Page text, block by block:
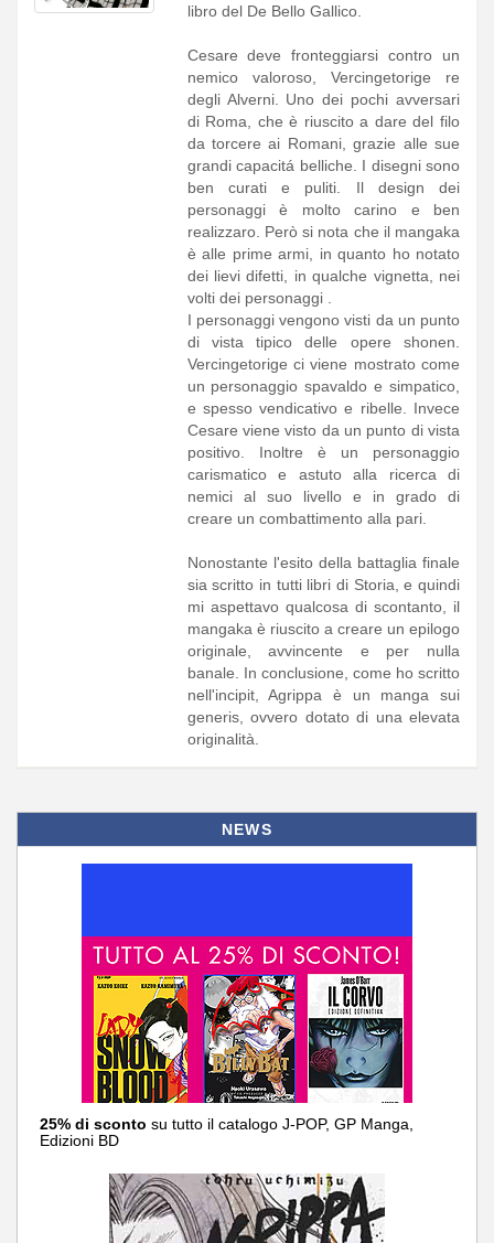
libro del De Bello Gallico.
Cesare deve fronteggiarsi contro un
nemico valoroso, Vercingetorige re
degli Alverni. Uno dei pochi avversari
di Roma, che è riuscito a dare del filo
da torcere ai Romani, grazie alle sue
grandi capacitá belliche. I disegni sono
ben curati e puliti. Il design dei
personaggi è molto carino e ben
realizzaro. Però si nota che il mangaka
è alle prime armi, in quanto ho notato
dei lievi difetti, in qualche vignetta, nei
volti dei personaggi .
I personaggi vengono visti da un punto
di vista tipico delle opere shonen.
Vercingetorige ci viene mostrato come
un personaggio spavaldo e simpatico,
e spesso vendicativo e ribelle. Invece
Cesare viene visto da un punto di vista
positivo. Inoltre è un personaggio
carismatico e astuto alla ricerca di
nemici al suo livello e in grado di
creare un combattimento alla pari.
Nonostante l'esito della battaglia finale
sia scritto in tutti libri di Storia, e quindi
mi aspettavo qualcosa di scontanto, il
mangaka è riuscito a creare un epilogo
originale, avvincente e per nulla
banale. In conclusione, come ho scritto
nell'incipit, Agrippa è un manga sui
generis, ovvero dotato di una elevata
originalità.
NEWS
25% di sconto su tutto il catalogo J-POP, GP Manga,
Edizioni BD